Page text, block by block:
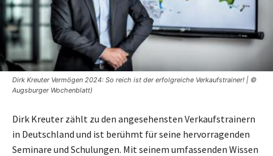
Dirk Kreuter Vermögen 2024: So reich ist der erfolgreiche Verkaufstrainer! | ©
Augsburger Wochenblatt)
Dirk Kreuter zählt zu den angesehensten Verkaufstrainern
in Deutschland und ist berühmt für seine hervorragenden
Seminare und Schulungen. Mit seinem umfassenden Wissen